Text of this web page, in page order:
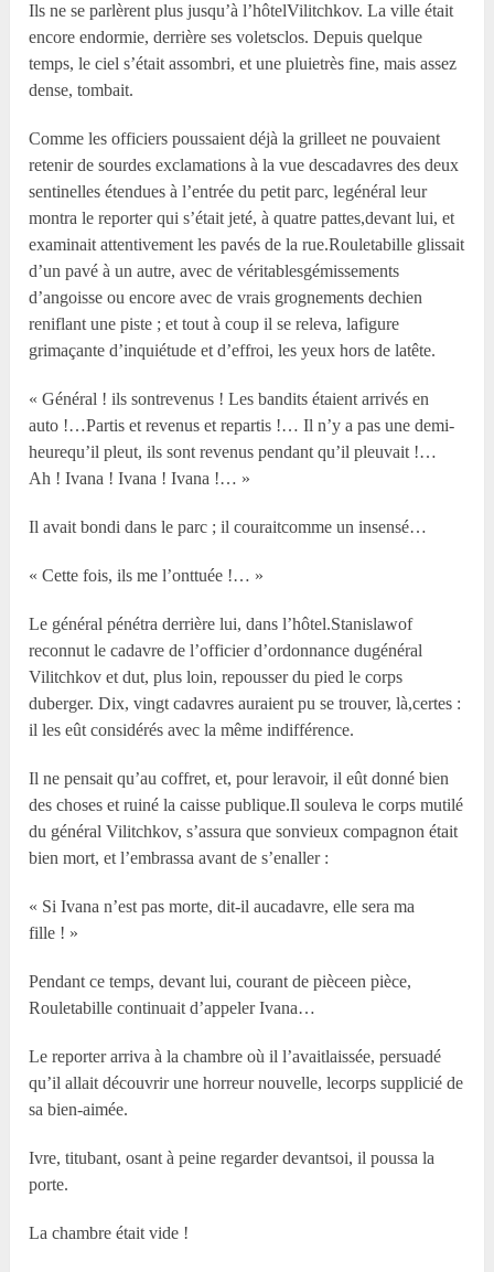
Ils ne se parlèrent plus jusqu’à l’hôtelVilitchkov. La ville était
encore endormie, derrière ses voletsclos. Depuis quelque
temps, le ciel s’était assombri, et une pluietrès fine, mais assez
dense, tombait.
Comme les officiers poussaient déjà la grilleet ne pouvaient
retenir de sourdes exclamations à la vue descadavres des deux
sentinelles étendues à l’entrée du petit parc, legénéral leur
montra le reporter qui s’était jeté, à quatre pattes,devant lui, et
examinait attentivement les pavés de la rue.Rouletabille glissait
d’un pavé à un autre, avec de véritablesgémissements
d’angoisse ou encore avec de vrais grognements dechien
reniflant une piste ; et tout à coup il se releva, lafigure
grimaçante d’inquiétude et d’effroi, les yeux hors de latête.
« Général ! ils sontrevenus ! Les bandits étaient arrivés en
auto !…Partis et revenus et repartis !… Il n’y a pas une demi-
heurequ’il pleut, ils sont revenus pendant qu’il pleuvait !…
Ah ! Ivana ! Ivana ! Ivana !… »
Il avait bondi dans le parc ; il couraitcomme un insensé…
« Cette fois, ils me l’onttuée !… »
Le général pénétra derrière lui, dans l’hôtel.Stanislawof
reconnut le cadavre de l’officier d’ordonnance dugénéral
Vilitchkov et dut, plus loin, repousser du pied le corps
duberger. Dix, vingt cadavres auraient pu se trouver, là,certes :
il les eût considérés avec la même indifférence.
Il ne pensait qu’au coffret, et, pour leravoir, il eût donné bien
des choses et ruiné la caisse publique.Il souleva le corps mutilé
du général Vilitchkov, s’assura que sonvieux compagnon était
bien mort, et l’embrassa avant de s’enaller :
« Si Ivana n’est pas morte, dit-il aucadavre, elle sera ma
fille ! »
Pendant ce temps, devant lui, courant de pièceen pièce,
Rouletabille continuait d’appeler Ivana…
Le reporter arriva à la chambre où il l’avaitlaissée, persuadé
qu’il allait découvrir une horreur nouvelle, lecorps supplicié de
sa bien-aimée.
Ivre, titubant, osant à peine regarder devantsoi, il poussa la
porte.
La chambre était vide !